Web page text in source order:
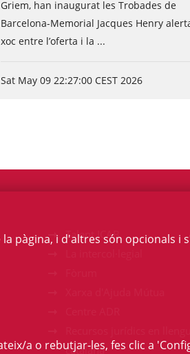
Griem, han inaugurat les Trobades de
Barcelona-Memorial Jacques Henry
xoc entre l’oferta i la ...
Sat May 09 22:27:00 CEST 2026
Talent ICAB
catalana
pàgina, i d'altres són opcionals i
a o rebutjar-les, fes clic a